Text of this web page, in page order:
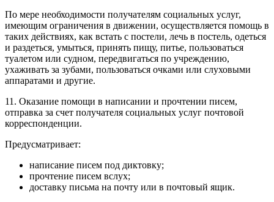
По мере необходимости получателям социальных услуг,
имеющим ограничения в движении, осуществляется помощь в
таких действиях, как встать с постели, лечь в постель, одеться
и раздеться, умыться, принять пищу, питье, пользоваться
туалетом или судном, передвигаться по учреждению,
ухаживать за зубами, пользоваться очками или слуховыми
аппаратами и другие.
11. Оказание помощи в написании и прочтении писем,
отправка за счет получателя социальных услуг почтовой
корреспонденции.
Предусматривает:
написание писем под диктовку;
прочтение писем вслух;
доставку письма на почту или в почтовый ящик.